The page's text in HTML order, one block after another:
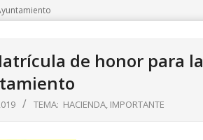
de honor para la
TEMA: HACIENDA, IMPORTANTE